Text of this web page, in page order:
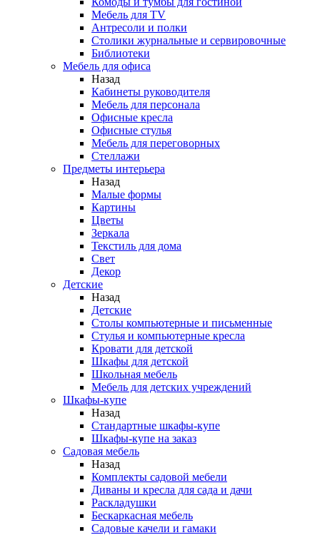
Мебель для TV
Антресоли и полки
Столики журнальные и сервировочные
Библиотеки
Мебель для офиса
Назад
Кабинеты руководителя
Мебель для персонала
Офисные кресла
Офисные стулья
Мебель для переговорных
Стеллажи
Предметы интерьера
Назад
Малые формы
Картины
Цветы
Зеркала
Текстиль для дома
Свет
Декор
Детские
Назад
Детские
Столы компьютерные и письменные
Стулья и компьютерные кресла
Кровати для детской
Шкафы для детской
Школьная мебель
Мебель для детских учреждений
Шкафы-купе
Назад
Стандартные шкафы-купе
Шкафы-купе на заказ
Садовая мебель
Назад
Комплекты садовой мебели
Диваны и кресла для сада и дачи
Раскладушки
Бескаркасная мебель
Садовые качели и гамаки